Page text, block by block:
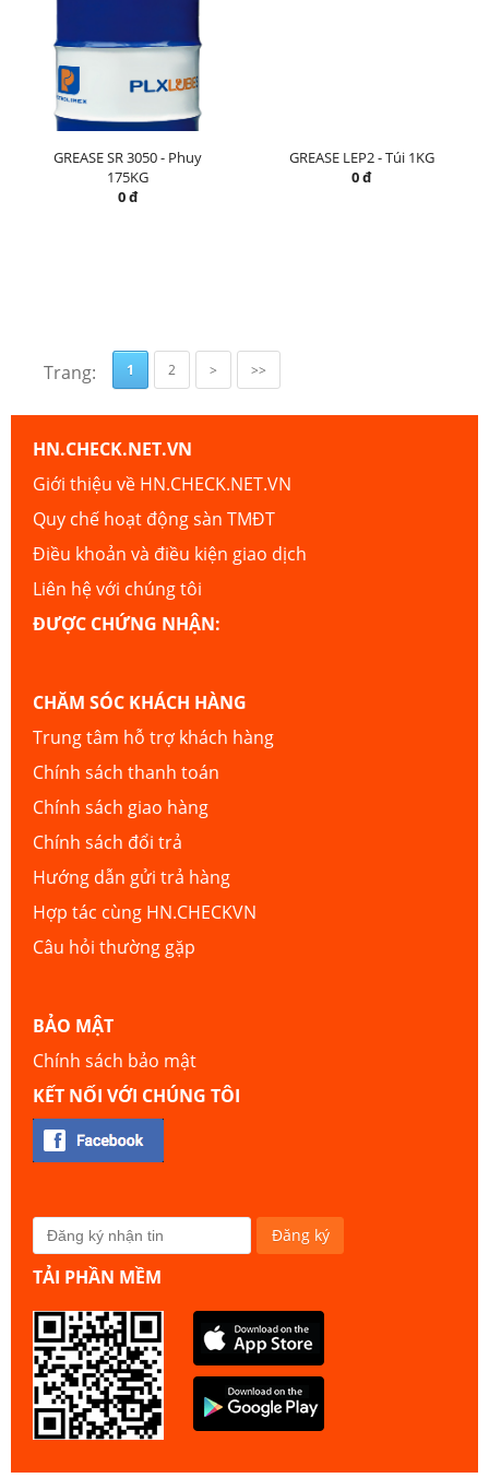
GREASE SR 3050 - Phuy
175KG
0 đ
GREASE LEP2 - Túi 1KG
0 đ
Trang: 1 2 > >>
HN.CHECK.NET.VN
Giới thiệu về HN.CHECK.NET.VN
Quy chế hoạt động sàn TMĐT
Điều khoản và điều kiện giao dịch
Liên hệ với chúng tôi
ĐƯỢC CHỨNG NHẬN:
CHĂM SÓC KHÁCH HÀNG
Trung tâm hỗ trợ khách hàng
Chính sách thanh toán
Chính sách giao hàng
Chính sách đổi trả
Hướng dẫn gửi trả hàng
Hợp tác cùng HN.CHECKVN
Câu hỏi thường gặp
BẢO MẬT
Chính sách bảo mật
KẾT NỐI VỚI CHÚNG TÔI
TẢI PHẦN MỀM